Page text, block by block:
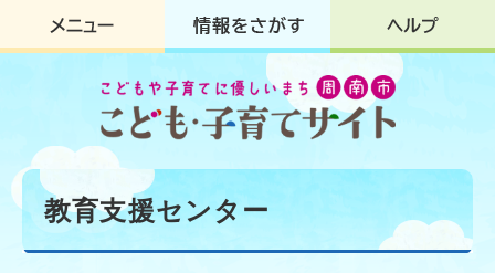
ジ
す
。
ュ
し
て
本
教育支援センター